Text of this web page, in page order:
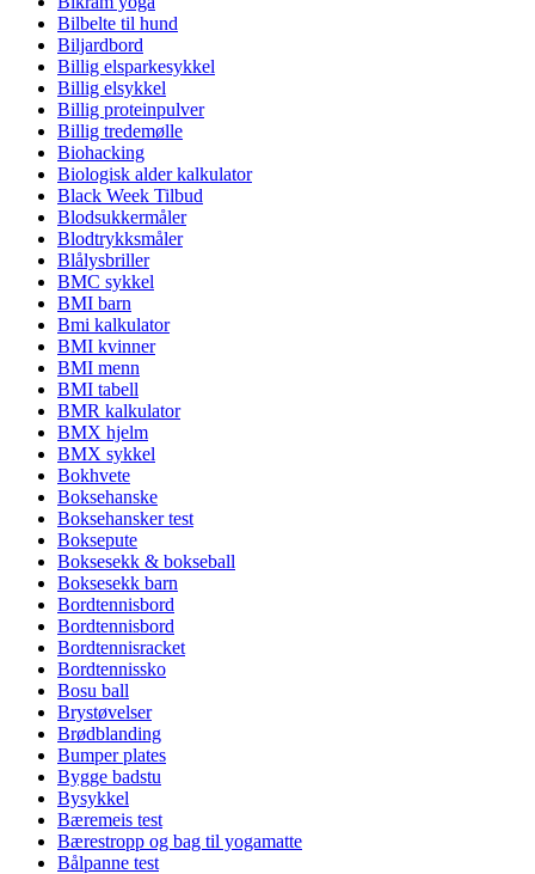
Bilbelte til hund
Biljardbord
Billig elsparkesykkel
Billig elsykkel
Billig proteinpulver
Billig tredemølle
Biohacking
Biologisk alder kalkulator
Black Week Tilbud
Blodsukkermåler
Blodtrykksmåler
Blålysbriller
BMC sykkel
BMI barn
Bmi kalkulator
BMI kvinner
BMI menn
BMI tabell
BMR kalkulator
BMX hjelm
BMX sykkel
Bokhvete
Boksehanske
Boksehansker test
Boksepute
Boksesekk & bokseball
Boksesekk barn
Bordtennisbord
Bordtennisbord
Bordtennisracket
Bordtennissko
Bosu ball
Brystøvelser
Brødblanding
Bumper plates
Bygge badstu
Bysykkel
Bæremeis test
Bærestropp og bag til yogamatte
Bålpanne test